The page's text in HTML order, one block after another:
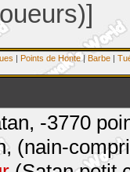
| Points de Honte| Barbe |
-3770
(nain-